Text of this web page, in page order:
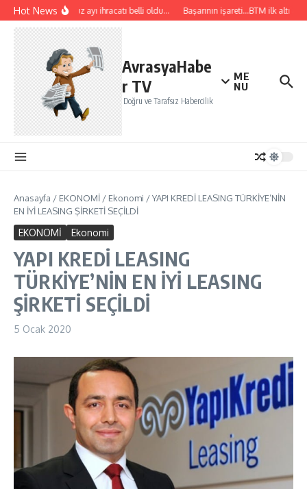
İçeriğe atla
Hot NewsTemmuz ayı ihracatı belli oldu… Başarının işareti…BTM ilk altı
AvrasyaHabe
r TV
Doğru ve Tarafsız Habercilik
ME
NU
Anasayfa / EKONOMİ / Ekonomi /YAPI KREDİ LEASING TÜRKİYE’NİN
EN İYİ LEASING ŞİRKETİ SEÇİLDİ
EKONOMİ Ekonomi
YAPI KREDİ LEASING
TÜRKİYE’NİN EN İYİ LEASING
ŞİRKETİ SEÇİLDİ
5 Ocak 2020